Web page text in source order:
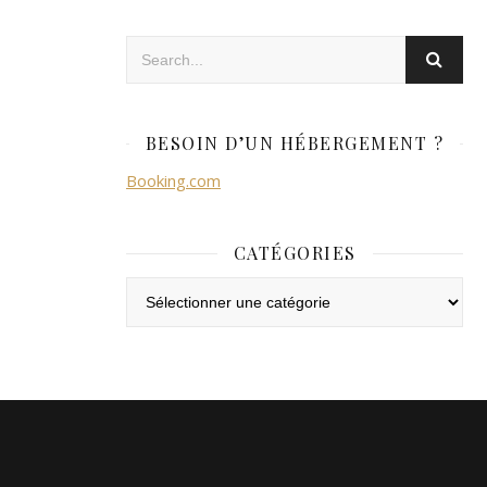
BESOIN D’UN HÉBERGEMENT ?
Booking.com
CATÉGORIES